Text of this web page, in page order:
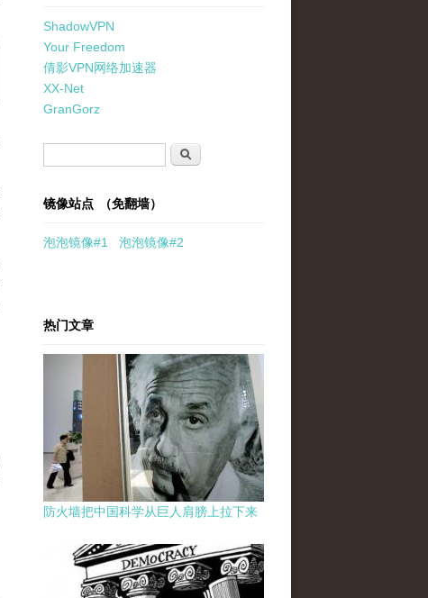
ShadowVPN
Your Freedom
倩影VPN网络加速器
XX-Net
GranGorz
搜索
镜像站点 （免翻墙）
泡泡镜像#1 泡泡镜像#2
热门文章
防火墙把中国科学从巨人肩膀上拉下来